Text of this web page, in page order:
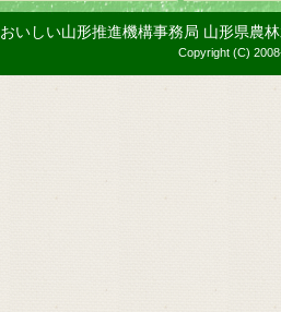
おいしい山形推進機構事務局 山形県
Copyright (C)